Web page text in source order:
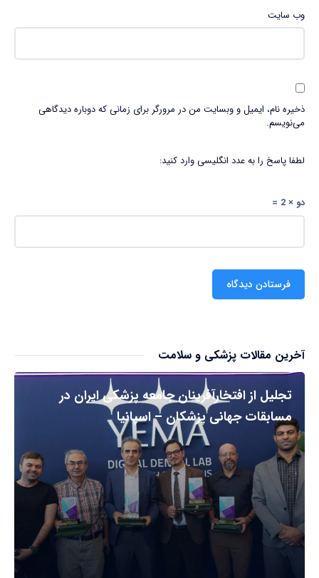
وب‌ سایت
ذخیره نام، ایمیل و وبسایت من در مرورگر برای زمانی که دوباره دیدگاهی
می‌نویسم.
لطفا پاسخ را به عدد انگلیسی وارد کنید:
دو × 2 =
آخرین مقالات پزشکی و سلامت
تجلیل از افتخارآفرینان جامعه پزشکی ایران در
مسابقات جهانی پزشکان – اسپانیا